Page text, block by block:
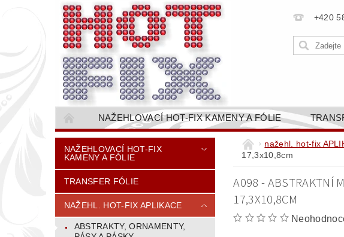
+420
NAŽEHLOVACÍ HOT-FIX KAMENY A FÓLIE
NAŠÍVACÍ KAMÍNKOVÉ ŘETĚZY / ŠTASOVÉ BORTY
VŠE PRO STROJNÍ VYŠÍVÁNÍ - VYSIVACI.CZ
BAREVNICE KAMENŮ NÁVODY OBCHODNÍ
CENÍK DOPRAVY (NÁKLADŮ EXPEDICE) PLATNÝ OD 14. 1.2025
NAŽEHLOVACÍ HOT-FIX
KAMENY A FÓLIE
TRANSFER FÓLIE
NAŽEHL. HOT-FIX APLIKACE
ABSTRAKTY, ORNAMENTY,
nažehl. hot-fix
17,3x10,8cm
A098 - ABSTRAKTNÍ
17,3X10,8CM